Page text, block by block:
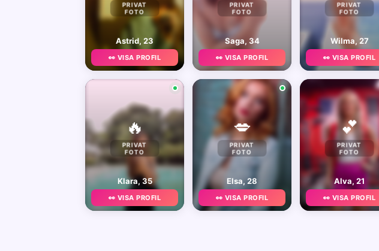
PRIVAT
FOTO
Astrid, 23
👀 VISA PROFIL
PRIVAT
FOTO
Saga, 34
👀 VISA PROFIL
PRIVAT
FOTO
Wilma, 27
👀 VISA PROFIL
🔥
PRIVAT
FOTO
Klara, 35
👀 VISA PROFIL
💋
PRIVAT
FOTO
Elsa, 28
👀 VISA PROFIL
💕
PRIVAT
FOTO
Alva, 21
👀 VISA PROFIL